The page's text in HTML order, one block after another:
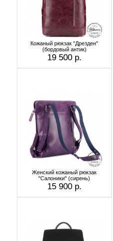
Кожаный рюкзак "Дрезден"
(бордовый антик)
19 500 р.
Женский кожаный рюкзак
"Салоники" (сирень)
15 900 р.